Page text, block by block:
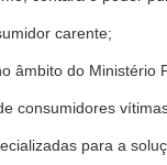
carente;
âmbito do Ministério
consumidores
para a